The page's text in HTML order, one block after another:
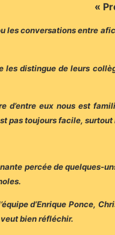
«
les conversations entre
distingue de leurs
d’entre eux nous est
pas toujours facile,
percée de
d’Enrique Ponce,
bien réfléchir.